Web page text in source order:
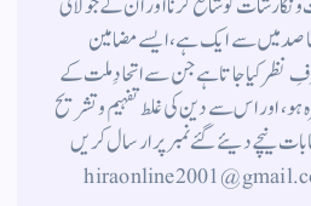
میں سے ایک ہے ، ایسے مضامین
نظر کیا جاتاہے جن سے اتحادِ ملت کے
، اور اس سے دین کی غلط تفہیم وتشریح
نیچے دیئے گئے نمبر پر ارسال کریں